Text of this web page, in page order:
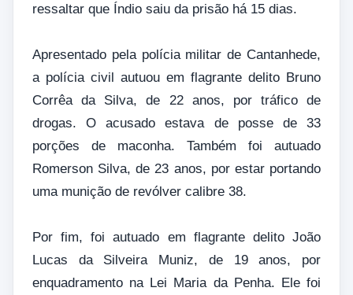
ressaltar que Índio saiu da prisão há 15 dias.
Apresentado pela polícia militar de Cantanhede,
a polícia civil autuou em flagrante delito Bruno
Corrêa da Silva, de 22 anos, por tráfico de
drogas. O acusado estava de posse de 33
porções de maconha. Também foi autuado
Romerson Silva, de 23 anos, por estar portando
uma munição de revólver calibre 38.
Por fim, foi autuado em flagrante delito João
Lucas da Silveira Muniz, de 19 anos, por
enquadramento na Lei Maria da Penha. Ele foi